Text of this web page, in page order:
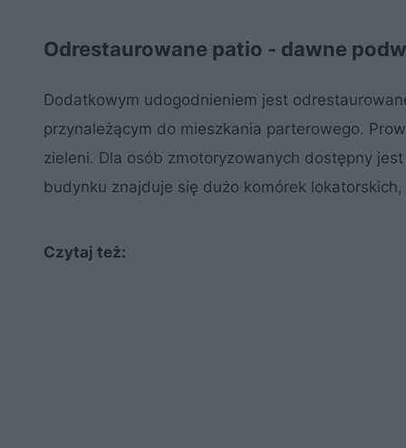
Odrestaurowane patio - dawne
Dodatkowym udogodnieniem jest
przynależącym do mieszkania parterowego.
zieleni. Dla osób zmotoryzowanych dostępny
budynku znajduje się dużo komórek
Czytaj też: